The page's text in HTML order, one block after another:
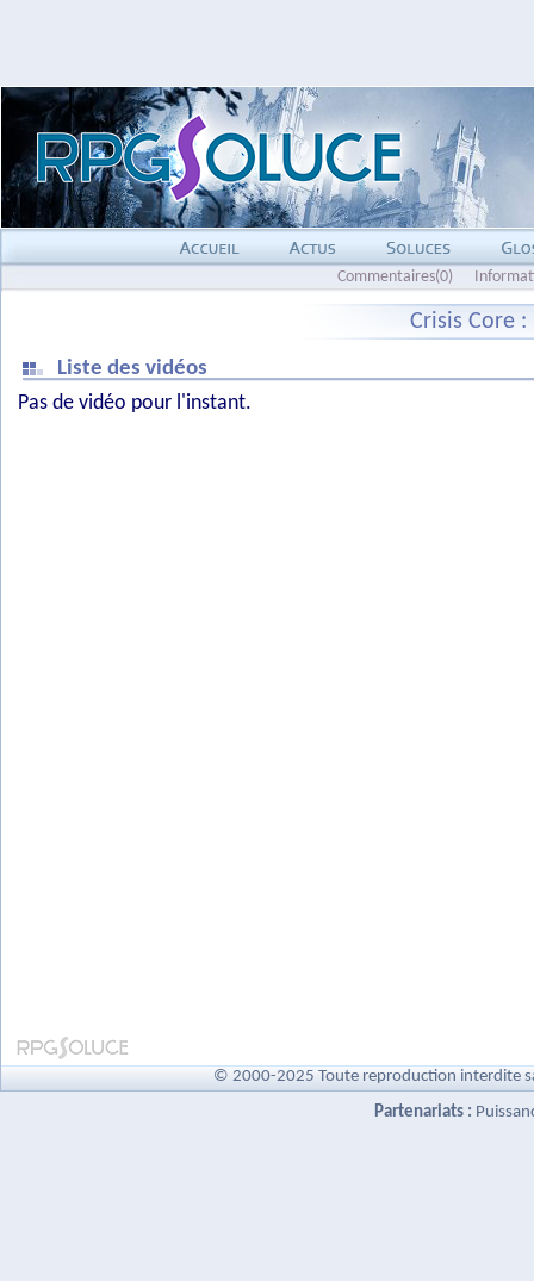
Commentaires(0)
Crisis Core
Liste des vidéos
Pas de vidéo pour l'instant.
© 2000-2025 Toute reproduction interdite
Partenariats :